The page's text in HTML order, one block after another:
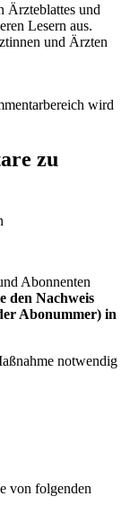
Ärzteblattes und
Lesern aus.
und Ärzten
wird
zu
Abonnenten
den Nachweis
Abonummer) in
notwendig
von folgenden